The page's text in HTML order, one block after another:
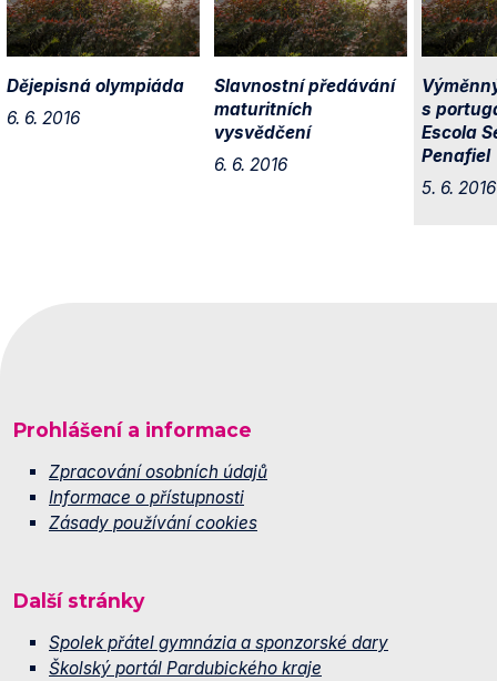
Dějepisná olympiáda
6. 6. 2016
Slavnostní předávání
maturitních
vysvědčení
6. 6. 2016
s
Escola
Penafiel
5. 6. 2016
Prohlášení a informace
Zpracování osobních údajů
Informace o přístupnosti
Zásady používání cookies
Další stránky
Spolek přátel gymnázia a sponzorské dary
Školský portál Pardubického kraje